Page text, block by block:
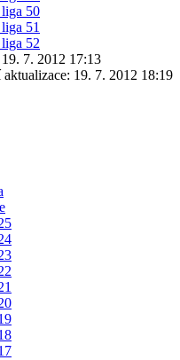
19. 7. 2012 17:13
19. 7. 2012 18:19